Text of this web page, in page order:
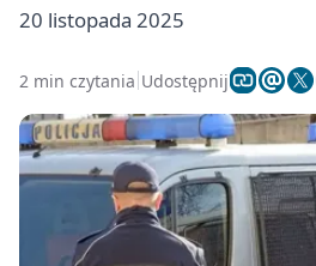
20 listopada 2025
2 min czytania Udostępnij